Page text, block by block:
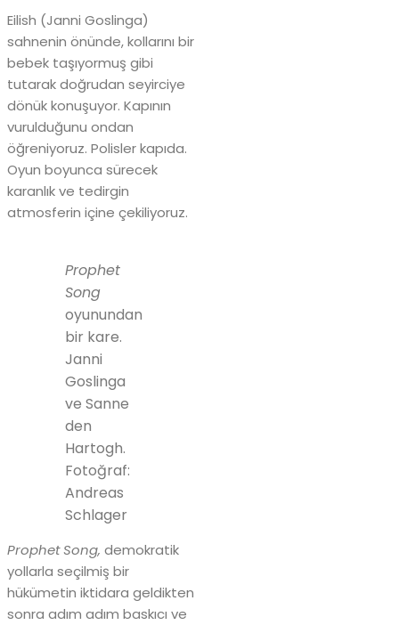
Eilish (Janni Goslinga)
sahnenin önünde, kollarını bir
bebek taşıyormuş gibi
tutarak doğrudan seyirciye
dönük konuşuyor. Kapının
vurulduğunu ondan
öğreniyoruz. Polisler kapıda.
Oyun boyunca sürecek
karanlık ve tedirgin
atmosferin içine çekiliyoruz.
Prophet
Song
oyunundan
bir kare.
Janni
Goslinga
ve Sanne
den
Hartogh.
Fotoğraf:
Andreas
Schlager
Prophet Song, demokratik
yollarla seçilmiş bir
hükümetin iktidara geldikten
sonra adım adım baskıcı ve